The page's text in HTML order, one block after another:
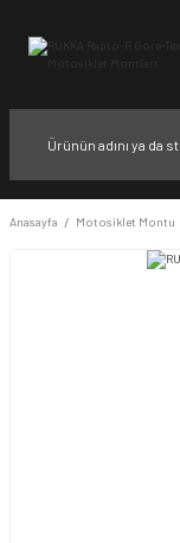
Anasayfa Motosiklet Montu